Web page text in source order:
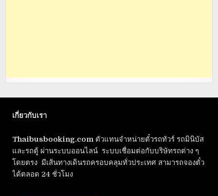
เกี่ยวกับเรา
Thaibusbooking.com ตัวแทนจำหน่ายตั๋วรถทัวร์ รถมินิบัส
และรถตู้ ผ่านระบบออนไลน์ ระบบเชื่อมต่อกับบริษัทรถต่าง ๆ
โดยตรง มีเส้นทางเดินรถครอบคลุมทั่วประเทศ สามารถจองตั๋ว
ได้ตลอด 24 ชั่วโมง